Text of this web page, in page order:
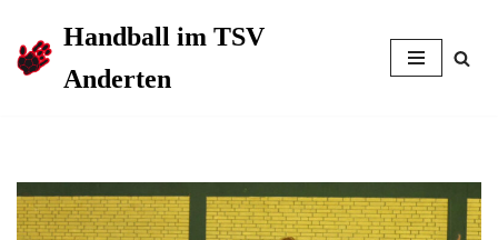
Zum
Handball im TSV
Anderten